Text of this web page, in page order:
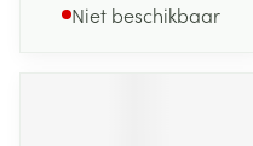
Niet beschikbaar